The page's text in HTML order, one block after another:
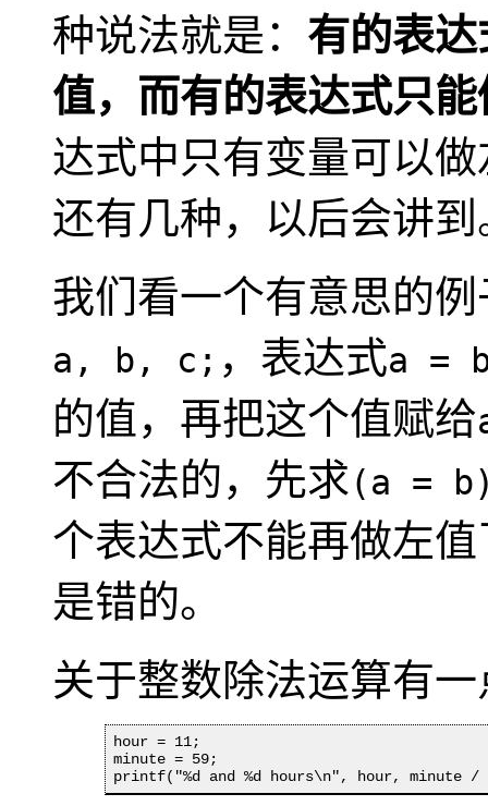
种说法就是： 有的表
值，而有的表达式只
达式中只有变量可以
还有几种，以后会讲到
我们看一个有意思的
a, b, c; ，表达式a =
的值，再把这个值赋给
不合法的，先求(a =
个表达式不能再做左
是错的。
关于整数除法运算有
hour = 11;
minute = 59;
printf("%d and %d hours\n", hour, minute /